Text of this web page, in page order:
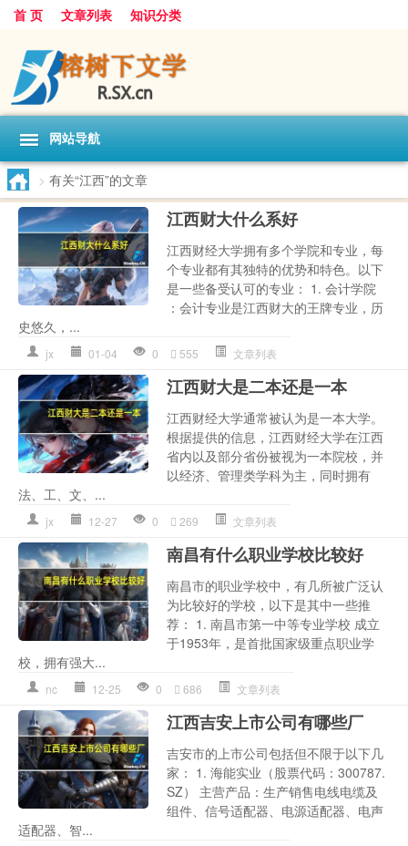
首 页 文章列表 知识分类
网站导航
> 有关“江西”的文章
江西财大什么系好
江西财经大学拥有多个学院和专业，每
个专业都有其独特的优势和特色。以下
是一些备受认可的专业： 1. 会计学院
：会计专业是江西财大的王牌专业，历
史悠久，...
jx 01-04 0 555 文章列表
江西财大是二本还是一本
江西财经大学通常被认为是一本大学。
根据提供的信息，江西财经大学在江西
省内以及部分省份被视为一本院校，并
以经济、管理类学科为主，同时拥有
法、工、文、...
jx 12-27 0 269 文章列表
南昌有什么职业学校比较好
南昌市的职业学校中，有几所被广泛认
为比较好的学校，以下是其中一些推
荐： 1. 南昌市第一中等专业学校 成立
于1953年，是首批国家级重点职业学
校，拥有强大...
nc 12-25 0 686 文章列表
江西吉安上市公司有哪些厂
吉安市的上市公司包括但不限于以下几
家： 1. 海能实业（股票代码：300787.
SZ） 主营产品：生产销售电线电缆及
组件、信号适配器、电源适配器、电声
适配器、智...